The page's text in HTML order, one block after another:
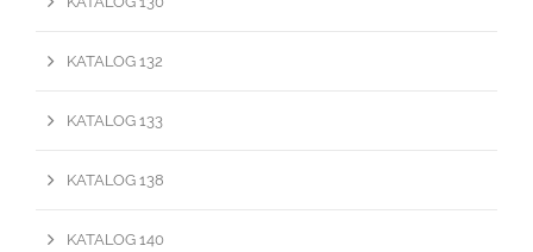
KATALOG 132
KATALOG 133
KATALOG 138
KATALOG 140